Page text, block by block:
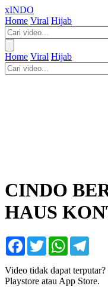
xINDO
Home Viral Hijab
Home Viral Hijab
CINDO
HAUS
Facebook
TwitterWhatsApp
Video tidak dapat
Playstore atau App Store.